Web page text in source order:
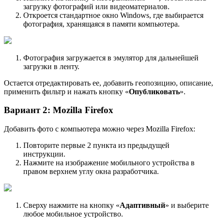
загрузку фотографий или видеоматериалов.
Откроется стандартное окно Windows, где выбирается
фотография, хранящаяся в памяти компьютера.
Фотография загружается в эмулятор для дальнейшей
загрузки в ленту.
Остается отредактировать ее, добавить геопозицию, описание,
применить фильтр и нажать кнопку «Опубликовать».
Вариант 2: Mozilla Firefox
Добавить фото с компьютера можно через Mozilla Firefox:
Повторите первые 2 пункта из предыдущей
инструкции.
Нажмите на изображение мобильного устройства в
правом верхнем углу окна разработчика.
Сверху нажмите на кнопку «Адаптивный» и выберите
любое мобильное устройство.